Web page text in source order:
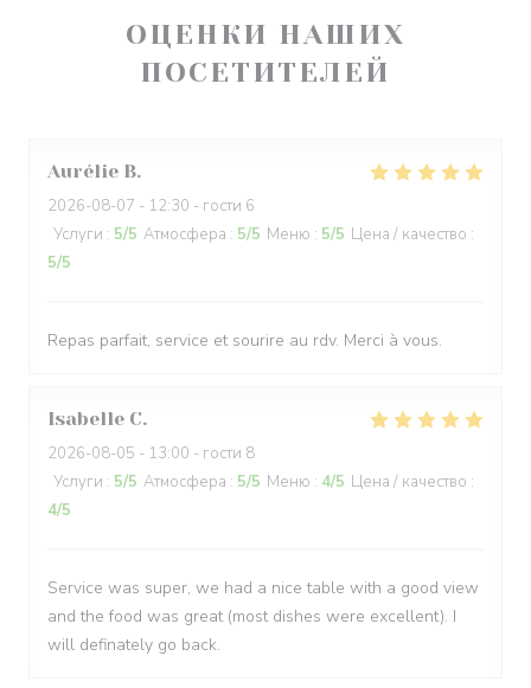
ОЦЕНКИ НАШИХ
ПОСЕТИТЕЛЕЙ
Aurélie B
2026-08-07 - 12:30 - гости 6
Услуги : 5/5 Атмосфера : 5/5 Меню : 5/5 Цена / качество :
5/5
Repas parfait, service et sourire au rdv. Merci à vous.
Isabelle C
2026-08-05 - 13:00 - гости 8
Услуги : 5/5 Атмосфера : 5/5 Меню : 4/5 Цена / качество :
4/5
Service was super, we had a nice table with a good view
and the food was great (most dishes were excellent). I
will definately go back.